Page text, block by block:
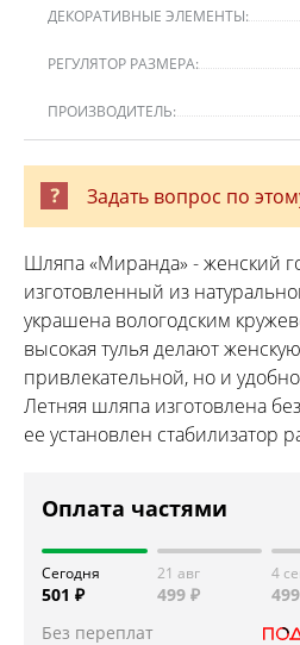
ДЕКОРАТИВНЫЕ ЭЛЕМЕНТЫ:
РЕГУЛЯТОР РАЗМЕРА:
ПРОИЗВОДИТЕЛЬ:
Задать вопрос по
Шляпа «Миранда» - женский
изготовленный из
украшена вологодским
высокая тулья делают
привлекательной, но и
Летняя шляпа изготовлена
ее установлен стабилизатор
Оплата частями
Сегодня
501 ₽
21 авг
499 ₽
4
Без переплат